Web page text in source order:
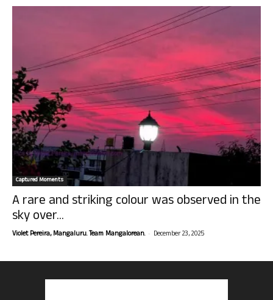
Captured Moments
A rare and striking colour was observed in the
sky over...
Violet Pereira, Mangaluru. Team Mangalorean. - December 23, 2025